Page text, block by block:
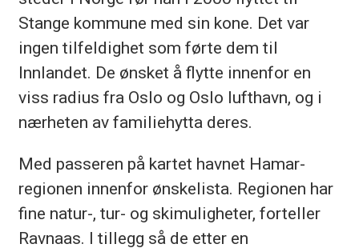
Stange kommune med sin kone. Det var
ingen tilfeldighet som førte dem til
Innlandet. De ønsket å flytte innenfor en
viss radius fra Oslo og Oslo lufthavn, og i
nærheten av familiehytta deres.
Med passeren på kartet havnet Hamar-
regionen innenfor ønskelista. Regionen har
fine natur-, tur- og skimuligheter, forteller
Ravnaas. I tillegg så de etter en